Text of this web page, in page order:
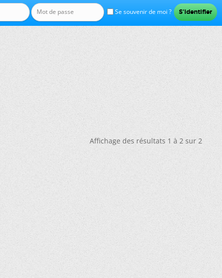
Se souvenir de moi ?
Affichage des résultats 1 à 2 sur 2